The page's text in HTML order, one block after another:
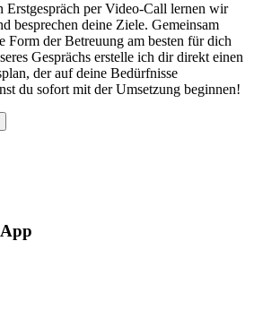
Erstgespräch per Video-Call lernen wir
besprechen deine Ziele. Gemeinsam
Form der Betreuung am besten für dich
Gesprächs erstelle ich dir direkt einen
der auf deine Bedürfnisse
du sofort mit der Umsetzung beginnen!